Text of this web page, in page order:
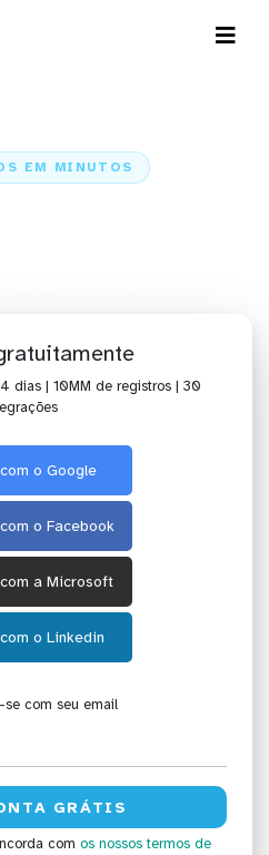
EM MINUTOS
dias | 10MM de registros | 30
o Google
o Facebook
a Microsoft
o Linkedin
com seu email
com os nossos termos de